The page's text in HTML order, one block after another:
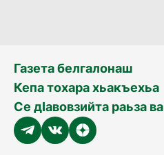
Газета белгалонаш
Кепа тохара хьакъехьа
Се дӀавовзийта раьза ва